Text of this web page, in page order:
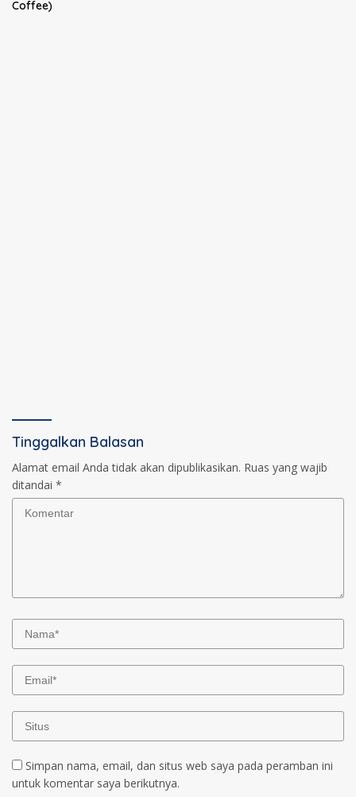
Coffee)
Tinggalkan Balasan
Alamat email Anda tidak akan dipublikasikan. Ruas yang wajib
ditandai *
Simpan nama, email, dan situs web saya pada peramban ini
untuk komentar saya berikutnya.